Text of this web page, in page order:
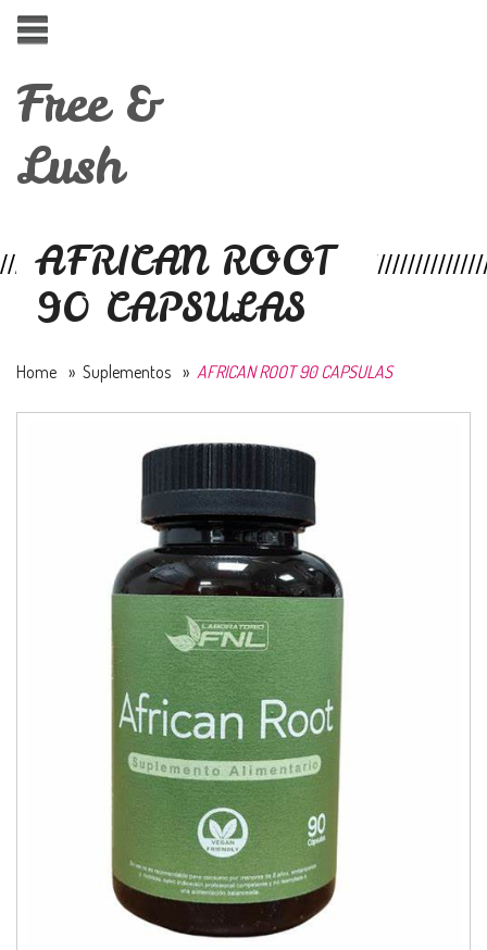
Free &
Lush
AFRICAN ROOT
90 CAPSULAS
Home » Suplementos » AFRICAN ROOT 90 CAPSULAS